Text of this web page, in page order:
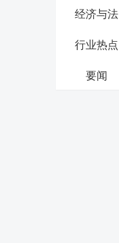
经济与法
行业热点
要闻